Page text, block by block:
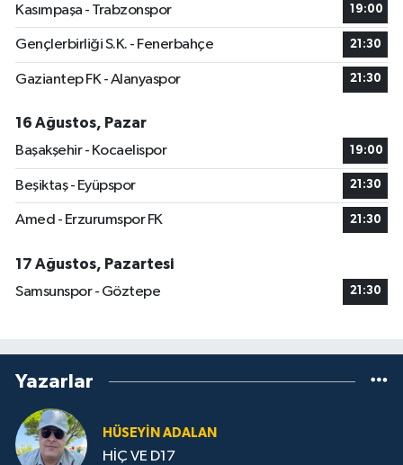
Kasımpaşa - Trabzonspor 19:00
Gençlerbirliği S.K. - Fenerbahçe 21:30
Gaziantep FK - Alanyaspor 21:30
16 Ağustos, Pazar
Başakşehir - Kocaelispor
19:00
Beşiktaş - Eyüpspor 21:30
Amed - Erzurumspor FK 21:30
17 Ağustos, Pazartesi
Samsunspor - Göztepe
21:30
Yazarlar
HÜSEYIN ADALAN
HİÇ VE D17